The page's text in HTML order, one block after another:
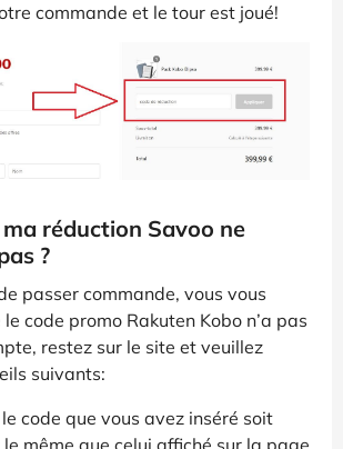
commande et le tour est joué!
réduction Savoo ne
?
passer commande, vous vous
code promo Rakuten Kobo n’a pas
restez sur le site et veuillez
suivants:
code que vous avez inséré soit
même que celui affiché sur la page